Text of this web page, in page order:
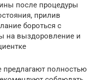
после процедуры
прилив
бороться с
на выздоровление и
предлагают полностью